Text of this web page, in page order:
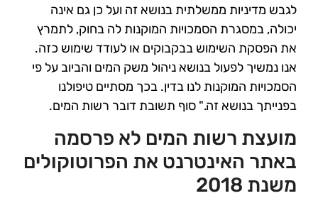
לגבש מדיניות ממשלתית בנושא זה ועל כן גם אינה
יכולה, במסגרת הסמכויות המוקנות לה בחוק, לתמרץ
את הפסקת השימוש בבקבוקים או לעודד שימוש כזה.
אנו נמשיך לפעול בנושא ניהול משק המים והביוב על פי
הסמכויות המוקנות לנו בדין. בכך מסתיים טיפולנו
בפנייתך בנושא זה." סוף תשובת דובר רשות המים.
מועצת רשות המים לא פרסמה
באתר האינטרנט את הפרוטוקולים
משנת 2018